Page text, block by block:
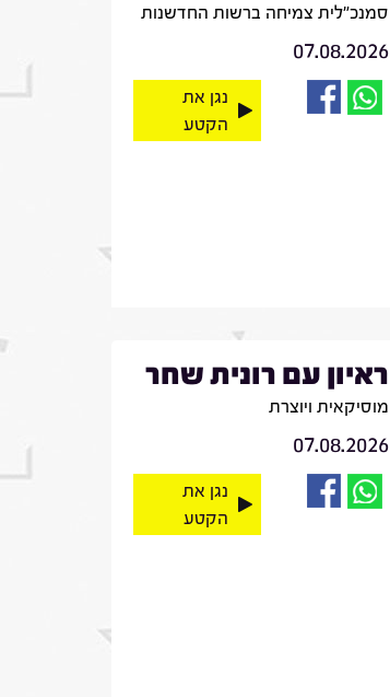
סמנכ"לית צמיחה ברשות החדשנות
07.08.2026
נגן את
הקטע
ראיון עם רונית שחר
מוסיקאית ויוצרת
07.08.2026
נגן את
הקטע